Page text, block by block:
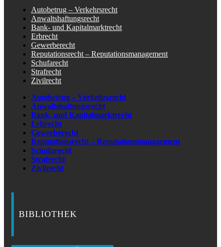
Autobetrug – Verkehrsrecht
Anwaltshaftungsrecht
Bank- und Kapitalmarktrecht
Erbrecht
Gewerberecht
Reputationsrecht – Reputationsmanagement
Schufarecht
Strafrecht
Zivilrecht
Autobetrug – Verkehrsrecht
Anwaltshaftungsrecht
Bank- und Kapitalmarktrecht
Erbrecht
Gewerberecht
Reputationsrecht – Reputationsmanagement
Schufarecht
Strafrecht
Zivilrecht
BIBLIOTHEK